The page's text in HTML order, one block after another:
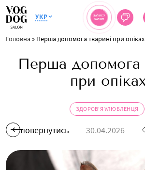
УКР
ЗАПИС У
САЛОН
Головна » Перша допомога тварині при опіках
Перша допомога
при
ЗДОРОВ'Я УЛЮБЛЕНЦЯ
повернутись 30.04.2026